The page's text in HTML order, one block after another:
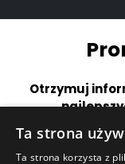
Otrzymuj
E-mail*
Ta strona
Ta strona korzysta z